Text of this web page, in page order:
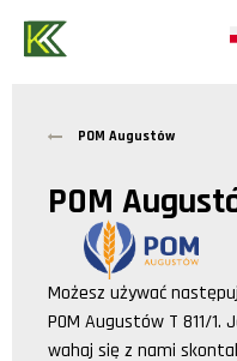
POM Augustów
POM
Możesz używać
POM Augustów T 811/1.
wahaj się z nami